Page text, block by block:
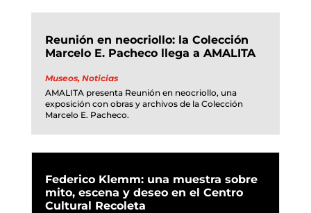
Reunión en neocriollo: la Colección
Marcelo E. Pacheco llega a AMALITA
Museos, Noticias
AMALITA presenta Reunión en neocriollo, una
exposición con obras y archivos de la Colección
Marcelo E. Pacheco.
Federico Klemm: una muestra sobre
mito, escena y deseo en el Centro
Cultural Recoleta